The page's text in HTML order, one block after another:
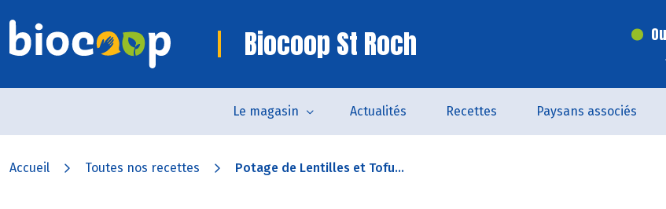
Biocoop St Roch
Le magasin Actualités Recettes Paysans associés
Accueil Toutes nos recettes Potage de Lentilles et Tofu...